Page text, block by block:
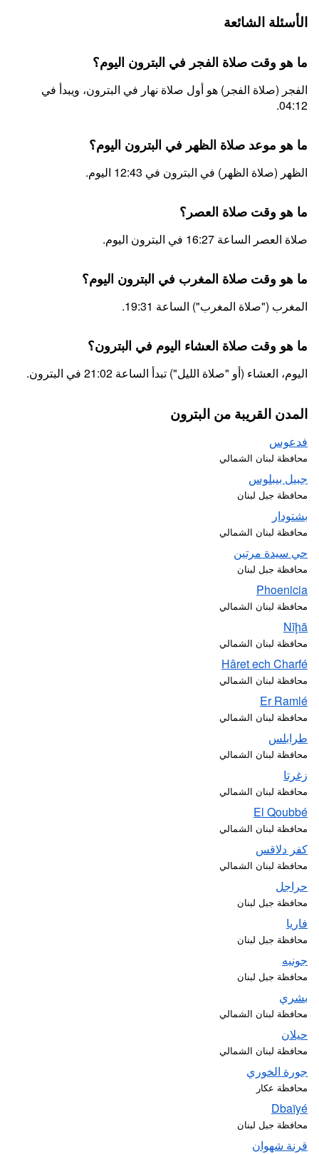
الأسئلة الشائعة
ما هو وقت صلاة الفجر في البترون اليوم؟
الفجر (صلاة الفجر) هو أول صلاة نهار في البترون، ويبدأ في
04:12.
ما هو موعد صلاة الظهر في البترون اليوم؟
الظهر (صلاة الظهر) في البترون في 12:43 اليوم.
ما هو وقت صلاة العصر؟
صلاة العصر الساعة 16:27 في البترون اليوم.
ما هو وقت صلاة المغرب في البترون اليوم؟
المغرب ("صلاة المغرب") الساعة 19:31.
ما هو وقت صلاة العشاء اليوم في البترون؟
اليوم، العشاء (أو "صلاة الليل") تبدأ الساعة 21:02 في البترون.
المدن القريبة من البترون
فدعوس
محافظة لبنان الشمالي
جبيل بيبلوس
محافظة جبل لبنان
بشتودار
محافظة لبنان الشمالي
حي سيدة مرتين
محافظة جبل لبنان
Phoenicia
محافظة لبنان الشمالي
Nīḩā
محافظة لبنان الشمالي
Hâret ech Charfé
محافظة لبنان الشمالي
Er Ramlé
محافظة لبنان الشمالي
طرابلس
محافظة لبنان الشمالي
زغرتا
محافظة لبنان الشمالي
El Qoubbé
محافظة لبنان الشمالي
كفر دلاقس
محافظة لبنان الشمالي
حراجل
محافظة جبل لبنان
فاريا
محافظة جبل لبنان
جونيه
محافظة جبل لبنان
بشري
محافظة لبنان الشمالي
حيلان
محافظة لبنان الشمالي
جورة الخوري
محافظة عكار
Dbaïyé
محافظة جبل لبنان
قرنة شهوان